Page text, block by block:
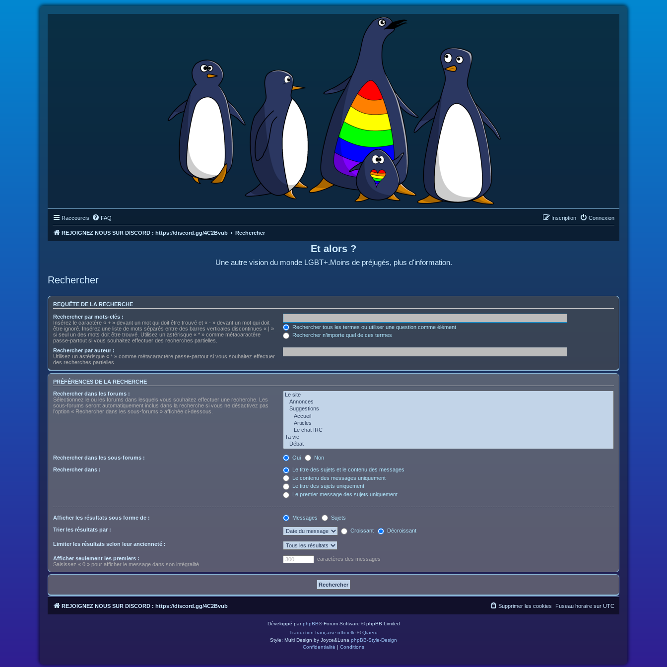
Raccourcis FAQ Connexion
Inscription
REJOIGNEZ NOUS SUR DISCORD : https://discord.gg/4C2Bvub Rechercher
Et alors ?
Une autre vision du monde LGBT+.Moins de préjugés, plus d'information.
Rechercher
REQUÊTE DE LA RECHERCHE
Rechercher par mots-clés :
Insérez le caractère « + » devant un mot qui doit être trouvé et « - » devant un mot qui doit
être ignoré. Insérez une liste de mots séparés entre des barres verticales discontinues « | »
si seul un des mots doit être trouvé. Utilisez un astérisque « * » comme métacaractère
passe-partout si vous souhaitez effectuer des recherches partielles.
Rechercher tous les termes ou utiliser une question comme élément
Rechercher n’importe quel de ces termes
Rechercher par auteur :
Utilisez un astérisque « * » comme métacaractère passe-partout si vous souhaitez effectuer
des recherches partielles.
PRÉFÉRENCES DE LA RECHERCHE
Rechercher dans les forums :
Sélectionnez le ou les forums dans lesquels vous souhaitez effectuer une recherche. Les
sous-forums seront automatiquement inclus dans la recherche si vous ne désactivez pas
l’option « Rechercher dans les sous-forums » affichée ci-dessous.
Rechercher dans les sous-forums : Oui Non
Rechercher dans :
Le titre des sujets et le contenu des messages
Le contenu des messages uniquement
Le titre des sujets uniquement
Le premier message des sujets uniquement
Afficher les résultats sous forme de : Messages Sujets
Trier les résultats par : Croissant Décroissant
Limiter les résultats selon leur ancienneté :
Afficher seulement les premiers :
Saisissez « 0 » pour afficher le message dans son intégralité.
caractères des messages
REJOIGNEZ NOUS SUR DISCORD : https://discord.gg/4C2Bvub Fuseau horaire sur UTC
Supprimer les cookies
Développé parphpBB® Forum Software © phpBB Limited
Traduction française officielle ©Qiaeru
Style: Multi Design by Joyce&Luna phpBB-Style-Design
Confidentialité | Conditions